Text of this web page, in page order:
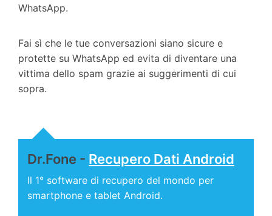
WhatsApp.
Fai sì che le tue conversazioni siano sicure e
protette su WhatsApp ed evita di diventare una
vittima dello spam grazie ai suggerimenti di cui
sopra.
Dr.Fone - Recupero Dati Android
Il 1° software di recupero del mondo per
smartphone e tablet Android.